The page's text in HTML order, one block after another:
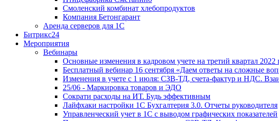
Смоленский комбинат хлебопродуктов
Компания Бетонгарант
Аренда серверов для 1С
Битрикс24
Мероприятия
Вебинары
Основные изменения в кадровом учете на третий квартал 2022
Бесплатный вебинар 16 сентября «Даем ответы на сложные
Изменения в учете с 1 июля: СЗВ-ТД, счета-фактур и НДС.
25/06 - Маркировка товаров и ЭДО
Сократи расходы на ИТ. Будь эффективным
Лайфхаки настройки 1С Бухгалтерия 3.0. Отчеты руководителя
Управленческий учет в 1С с выводом графических показателей